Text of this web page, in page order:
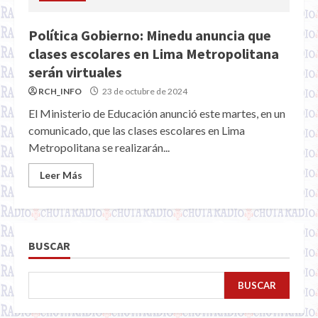
Política Gobierno: Minedu anuncia que
clases escolares en Lima Metropolitana
serán virtuales
RCH_INFO 23 de octubre de 2024
El Ministerio de Educación anunció este martes, en un
comunicado, que las clases escolares en Lima
Metropolitana se realizarán...
Leer Más
BUSCAR
BUSCAR